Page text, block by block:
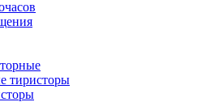
тиристоры